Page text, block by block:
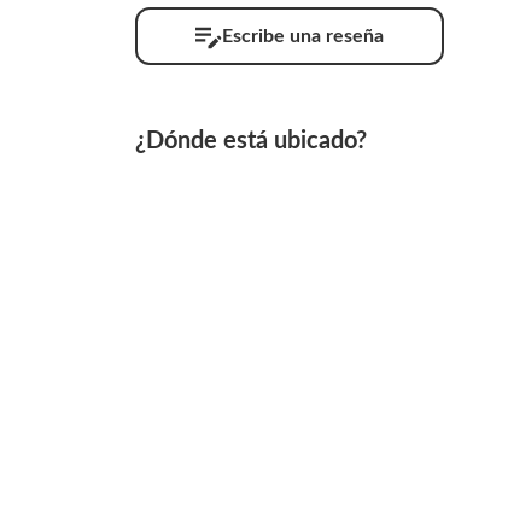
Escribe una reseña
¿Dónde está ubicado?